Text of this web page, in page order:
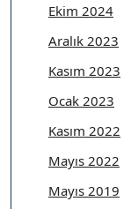
Ekim 2024
Aralık 2023
Kasım 2023
Ocak 2023
Kasım 2022
Mayıs 2022
Mayıs 2019